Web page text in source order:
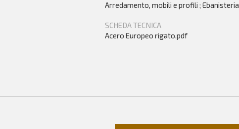
Arredamento, mobili e profili ; Ebanisteria
SCHEDA TECNICA
Acero Europeo rigato.pdf